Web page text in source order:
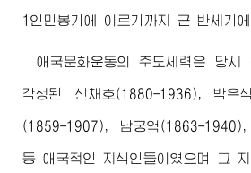
1인민봉기에 이르기까지 근 반세기
애국문화운동의 주도세력은 당시
각성된 신채호(1880-1936), 박은
(1859-1907), 남궁억(1863-
등 애국적인 지식인들이였으며 그